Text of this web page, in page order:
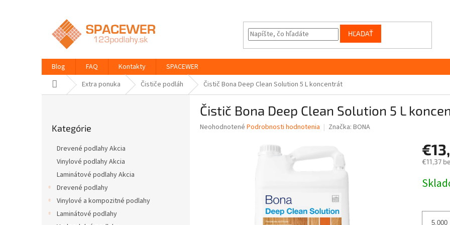
HĽADAŤ
Blog FAQ Kontakty
SPACEWER
DomovExtra ponuka Čističe podláh Čistič Bona Deep Clean Solution 5 L koncentrát
kategórie
Kategórie
Drevené podlahy Akcia
Vinylové podlahy Akcia
Laminátové podlahy Akcia
Drevené podlahy
Vinylové a kompozitné podlahy
Laminátové podlahy
Čistič Bona Deep Clean Solution 5 L
Priemerné
Neohodnotené Podrobnosti hodnotenia Značka: BONA
€11,37
cena: